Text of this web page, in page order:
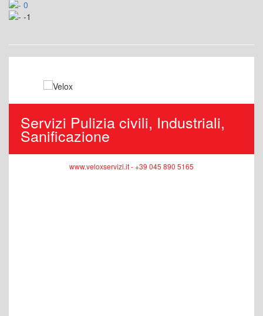
Servizi Pulizia civili, Industriali,
Sanificazione
www.veloxservizi.it - +39 045 890 5165